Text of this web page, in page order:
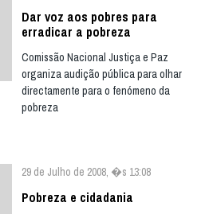
Dar voz aos pobres para
erradicar a pobreza
Comissão Nacional Justiça e Paz
organiza audição pública para olhar
directamente para o fenómeno da
pobreza
29 de Julho de 2008, �s 13:08
Pobreza e cidadania